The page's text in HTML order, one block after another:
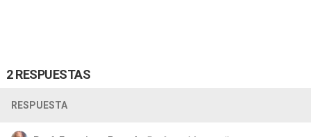
2 RESPUESTAS
RESPUESTA